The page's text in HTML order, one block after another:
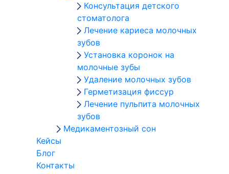
Консультация детского
стоматолога
Лечение кариеса молочных
зубов
Установка коронок на
молочные зубы
Удаление молочных зубов
Герметизация фиссур
Лечение пульпита молочных
зубов
Медикаментозный сон
Кейсы
Блог
Контакты